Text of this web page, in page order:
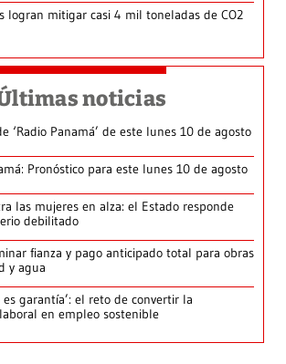
logran mitigar casi 4 mil toneladas de CO2
noticias
‘Radio Panamá’ de este lunes 10 de agosto
Pronóstico para este lunes 10 de agosto
las mujeres en alza: el Estado responde
debilitado
fianza y pago anticipado total para obras
y agua
es garantía’: el reto de convertir la
en empleo sostenible